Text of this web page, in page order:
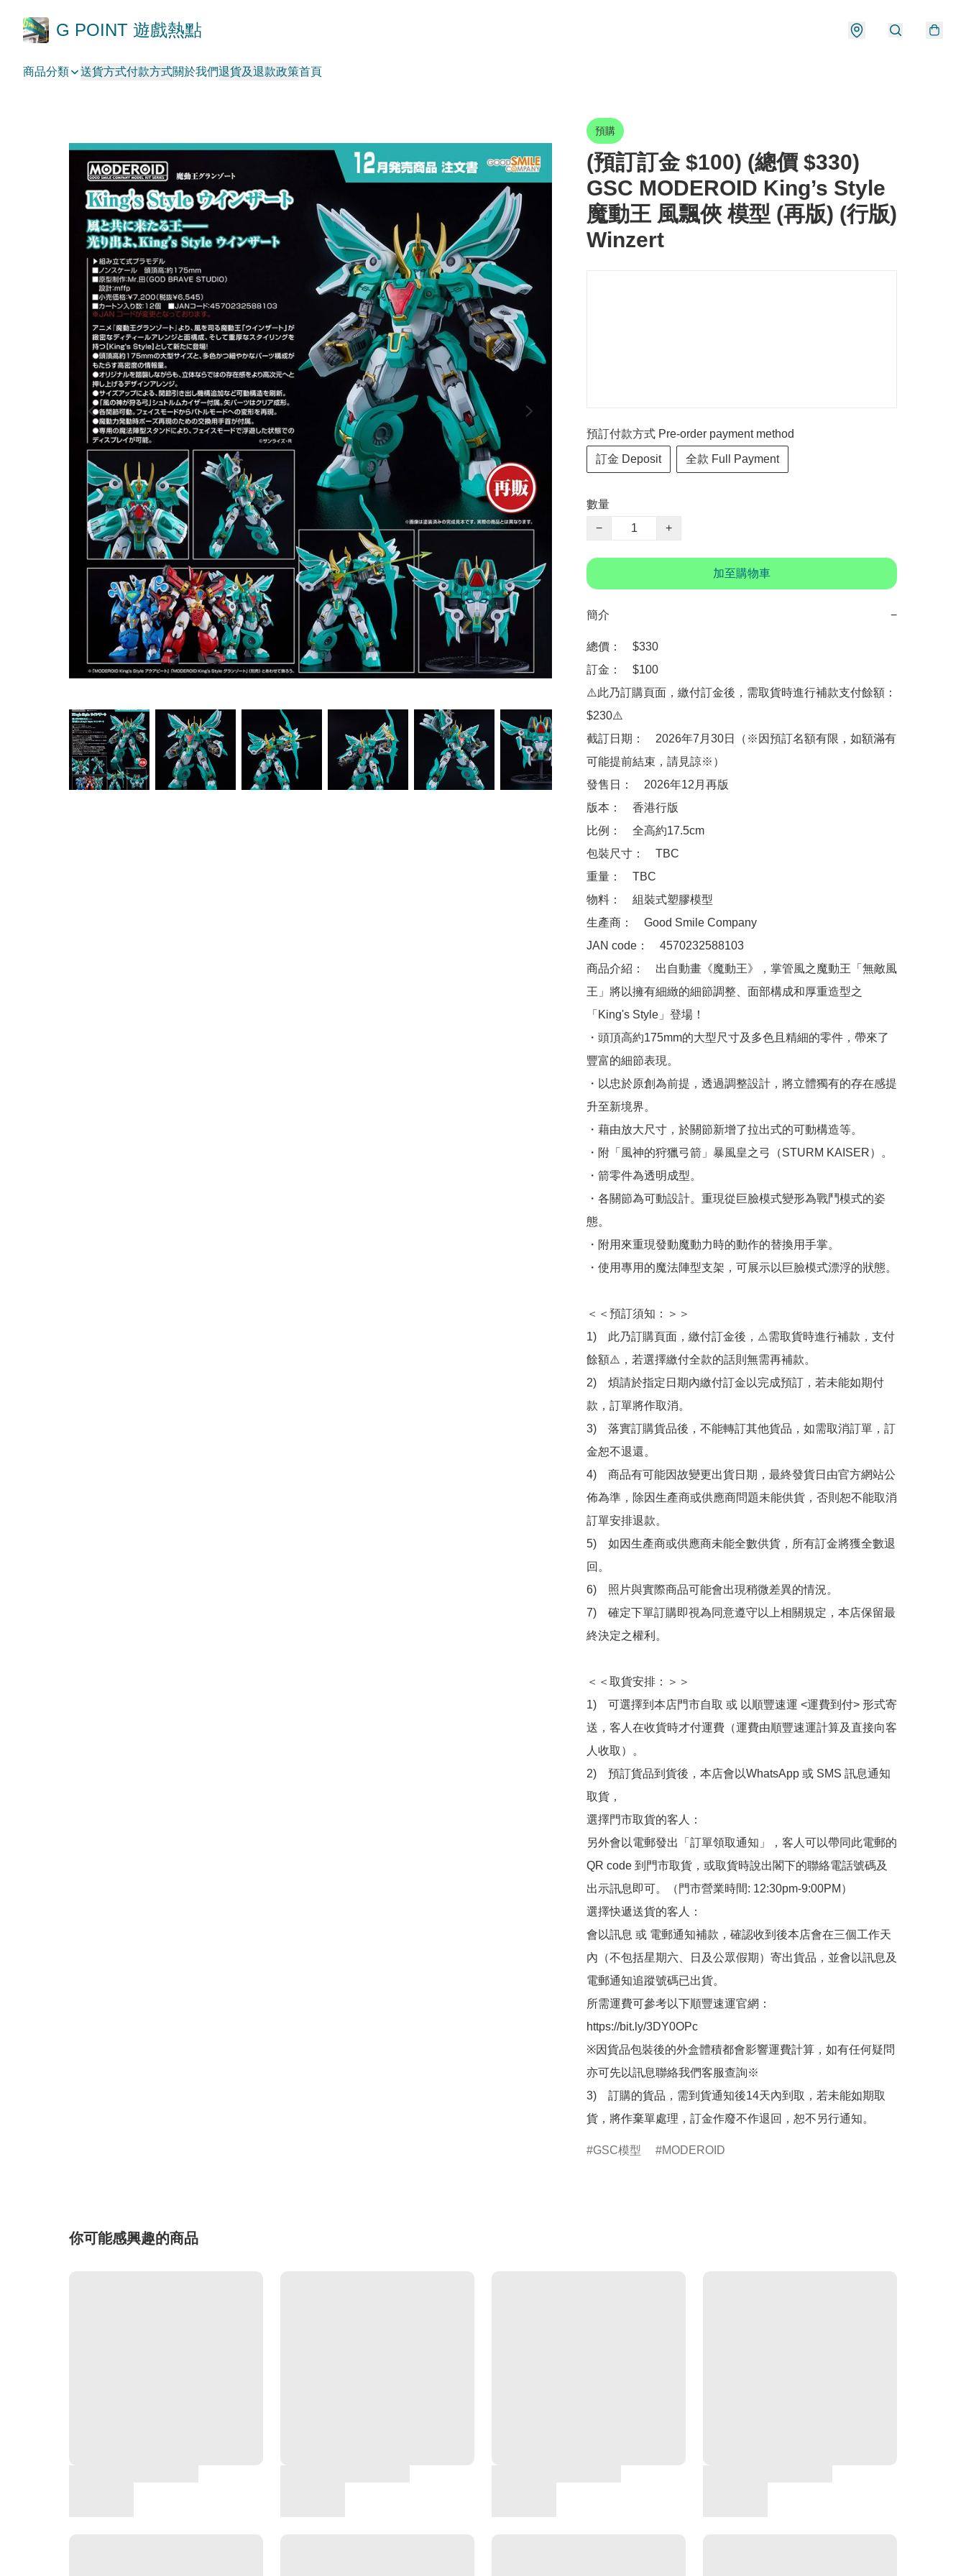
G POINT 遊戲熱點
商品分類 送貨方式付款方式關於我們退貨及退款政策首頁
預購
(預訂訂金 $100) (總價 $330)
GSC MODEROID King’s Style
魔動王 風飄俠 模型 (再版) (行版)
Winzert
預訂付款方式 Pre-order payment method
訂金 Deposit 全款 Full Payment
數量
−
+
加至購物車
簡介 −
總價：　$330
訂金：　$100
⚠️此乃訂購頁面，繳付訂金後，需取貨時進行補款支付餘額：
$230⚠️
截訂日期：　2026年7月30日（※因預訂名額有限，如額滿有
可能提前結束，請見諒※）
發售日：　2026年12月再版
版本：　香港行版
比例：　全高約17.5cm
包裝尺寸：　TBC
重量：　TBC
物料：　組裝式塑膠模型
生產商：　Good Smile Company
JAN code：　4570232588103
商品介紹：　出自動畫《魔動王》，掌管風之魔動王「無敵風
王」將以擁有細緻的細節調整、面部構成和厚重造型之
「King's Style」登場！
・頭頂高約175mm的大型尺寸及多色且精細的零件，帶來了
豐富的細節表現。
・以忠於原創為前提，透過調整設計，將立體獨有的存在感提
升至新境界。
・藉由放大尺寸，於關節新增了拉出式的可動構造等。
・附「風神的狩獵弓箭」暴風皇之弓（STURM KAISER）。
・箭零件為透明成型。
・各關節為可動設計。重現從巨臉模式變形為戰鬥模式的姿
態。
・附用來重現發動魔動力時的動作的替換用手掌。
・使用專用的魔法陣型支架，可展示以巨臉模式漂浮的狀態。
＜＜預訂須知：＞＞
1)　此乃訂購頁面，繳付訂金後，⚠️需取貨時進行補款，支付
餘額⚠️，若選擇繳付全款的話則無需再補款。
2)　煩請於指定日期內繳付訂金以完成預訂，若未能如期付
款，訂單將作取消。
3)　落實訂購貨品後，不能轉訂其他貨品，如需取消訂單，訂
金恕不退還。
4)　商品有可能因故變更出貨日期，最終發貨日由官方網站公
佈為準，除因生產商或供應商問題未能供貨，否則恕不能取消
訂單安排退款。
5)　如因生產商或供應商未能全數供貨，所有訂金將獲全數退
回。
6)　照片與實際商品可能會出現稍微差異的情況。
7)　確定下單訂購即視為同意遵守以上相關規定，本店保留最
終決定之權利。
＜＜取貨安排：＞＞
1)　可選擇到本店門市自取 或 以順豐速運 <運費到付> 形式寄
送，客人在收貨時才付運費（運費由順豐速運計算及直接向客
人收取）。
2)　預訂貨品到貨後，本店會以WhatsApp 或 SMS 訊息通知
取貨，
選擇門市取貨的客人：
另外會以電郵發出「訂單領取通知」，客人可以帶同此電郵的
QR code 到門市取貨，或取貨時說出閣下的聯絡電話號碼及
出示訊息即可。（門市營業時間: 12:30pm-9:00PM）
選擇快遞送貨的客人：
會以訊息 或 電郵通知補款，確認收到後本店會在三個工作天
內（不包括星期六、日及公眾假期）寄出貨品，並會以訊息及
電郵通知追蹤號碼已出貨。
所需運費可參考以下順豐速運官網：
https://bit.ly/3DY0OPc
※因貨品包裝後的外盒體積都會影響運費計算，如有任何疑問
亦可先以訊息聯絡我們客服查詢※
3)　訂購的貨品，需到貨通知後14天內到取，若未能如期取
貨，將作棄單處理，訂金作廢不作退回，恕不另行通知。
GSC模型 MODEROID
你可能感興趣的商品